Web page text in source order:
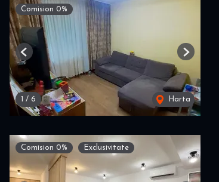
Comision 0%
1 / 6 Harta
Previous Next
Comision 0% Exclusivitate